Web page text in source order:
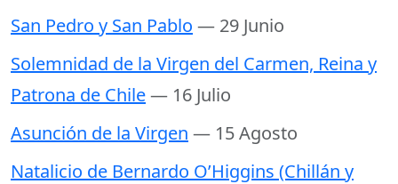
San Pedro y San Pablo — 29 Junio
Solemnidad de la Virgen del Carmen, Reina y
Patrona de Chile— 16 Julio
Asunción de la Virgen — 15 Agosto
Natalicio de Bernardo O’Higgins (Chillán y